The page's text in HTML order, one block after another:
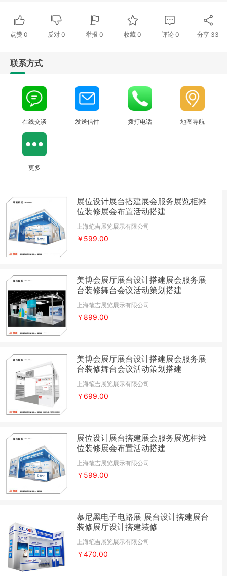
点赞 0 反对0 举报 0 收藏 0 评论 0 分享 33
联系方式
在线交谈 发送信件 拨打电话 地图导航
更多
展位设计展台搭建展会服务展览柜摊
位装修展会布置活动搭建
上海笔吉展览展示有限公司
￥599.00
美博会展厅展台设计搭建展会服务展
台装修舞台会议活动策划搭建
上海笔吉展览展示有限公司
￥899.00
美博会展厅展台设计搭建展会服务展
台装修舞台会议活动策划搭建
上海笔吉展览展示有限公司
￥699.00
展位设计展台搭建展会服务展览柜摊
位装修展会布置活动搭建
上海笔吉展览展示有限公司
￥599.00
慕尼黑电子电路展 展台设计搭建展台
装修展厅设计搭建装修
上海笔吉展览展示有限公司
￥470.00